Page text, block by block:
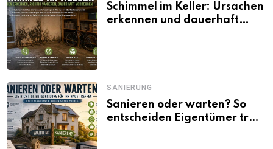
Schimmel im Keller: Ursachen
erkennen und dauerhaft
SANIERUNG
Sanieren oder warten? So
entscheiden Eigentümer trotz